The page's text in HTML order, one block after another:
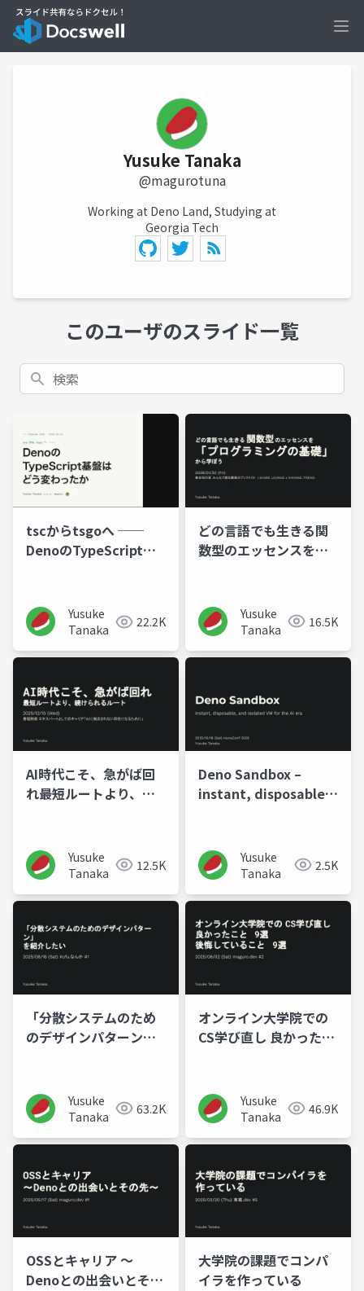
Yusuke Tanaka
@magurotuna
Working at Deno Land, Studying at
Georgia Tech
このユーザのスライド一覧
検索
tscからtsgoへ ──
DenoのTypeScript基
Yusuke
Tanaka
22.2K
どの言語でも生きる関
数型のエッセンスを
Yusuke
Tanaka
16.5K
AI時代こそ、急がば回
れ――最短ルートより、続
Yusuke
Tanaka
12.5K
Deno Sandbox –
instant, disposable,
Yusuke
Tanaka
2.5K
「分散システムのため
のデザインパターン」
Yusuke
Tanaka
63.2K
オンライン大学院での
CS学び直し 良かったこ
Yusuke
Tanaka
46.9K
OSSとキャリア ～
Denoとの出会いとその
大学院の課題でコンパ
イラを作っている